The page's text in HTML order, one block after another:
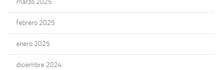
marzo 2025
febrero 2025
enero 2025
diciembre 2024